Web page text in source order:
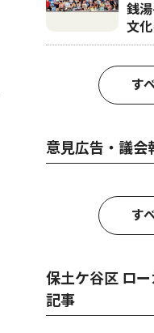
銭
文
す
意見広告・議会
す
保土ケ谷区 ロ
記事